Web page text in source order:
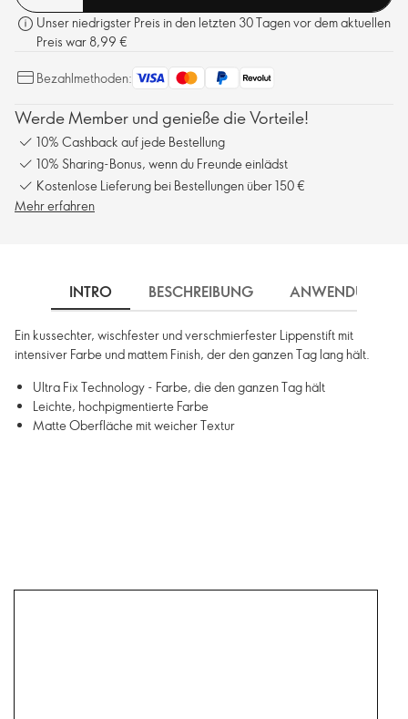
Unser niedrigster Preis in den letzten 30 Tagen vor dem aktuellen
Preis war 8,99 €
Bezahlmethoden:
Werde Member und genieße die Vorteile!
10% Cashback auf jede Bestellung
10% Sharing-Bonus, wenn du Freunde einlädst
Kostenlose Lieferung bei Bestellungen über 150 €
Mehr erfahren
INTRO BESCHREIBUNG ANWENDUNG
Ein kussechter, wischfester und verschmierfester Lippenstift mit
intensiver Farbe und mattem Finish, der den ganzen Tag lang hält.
Ultra Fix Technology - Farbe, die den ganzen Tag hält
Leichte, hochpigmentierte Farbe
Matte Oberfläche mit weicher Textur